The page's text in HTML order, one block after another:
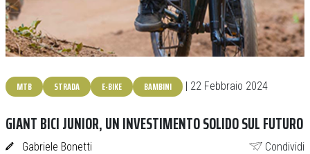
MTB STRADA E-BIKE BAMBINI | 22 Febbraio 2024
GIANT BICI JUNIOR, UN INVESTIMENTO SOLIDO SUL FUTURO
Gabriele Bonetti Condividi